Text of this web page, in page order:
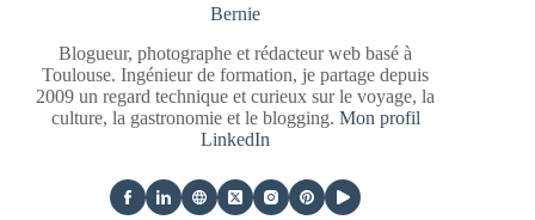
Bernie
Blogueur, photographe et rédacteur web basé à
Toulouse. Ingénieur de formation, je partage depuis
2009 un regard technique et curieux sur le voyage, la
culture, la gastronomie et le blogging. Mon profil
LinkedIn